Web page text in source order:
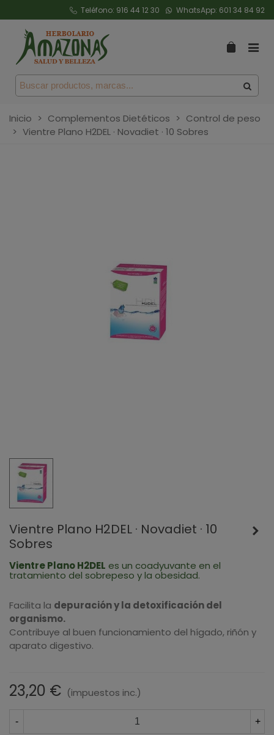
Teléfono: 916 44 12 30 WhatsApp: 601 34 84 92
Inicio > Complementos Dietéticos > Control de peso
> Vientre Plano H2DEL · Novadiet · 10 Sobres
Vientre Plano H2DEL · Novadiet · 10
Sobres
Vientre Plano H2DEL es un coadyuvante en el
tratamiento del sobrepeso y la obesidad.
Facilita la depuración y la detoxificación del
organismo.
Contribuye al buen funcionamiento del hígado, riñón y
aparato digestivo.
23,20 € (impuestos inc.)
- +